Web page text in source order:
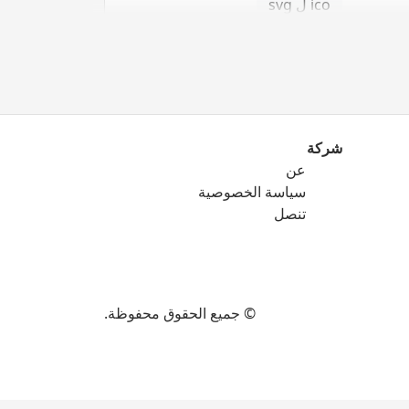
ico ل svg
png ل eps
png ل ico
شركة
عن
سياسة الخصوصية
تنصل
© جميع الحقوق محفوظة.